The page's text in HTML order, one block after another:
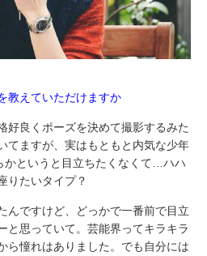
教えていただけますか
好良くポーズを決めて撮影するみた
てますが、実はもともと内気な少年
かというと目立ちたくなくて…ハハ
りたいタイプ？
んですけど、どっかで一番前で目立
と思っていて。芸能界ってキラキラ
ら憧れはありました。でも自分には